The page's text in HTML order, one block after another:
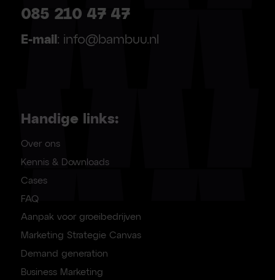
085 210 47 47
E-mail : info@bambuu.nl
Handige links:
Over ons
Kennis & Downloads
Cases
FAQ
Aanpak voor groeibedrijven
Marketing Strategie Canvas
Demand generation
Business Marketing